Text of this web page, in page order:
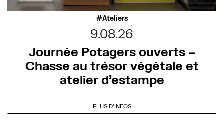
Ateliers
9.08.26
Journée Potagers ouverts –
Chasse au trésor végétale et
atelier d’estampe
PLUS D'INFOS